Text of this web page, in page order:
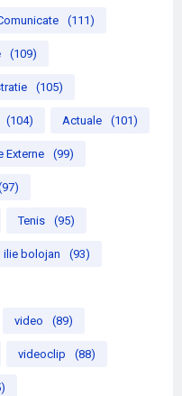
(111)
(109)
(105)
(104) Actuale (101)
Externe (99)
Tenis (95)
ilie bolojan (93)
video (89)
videoclip (88)